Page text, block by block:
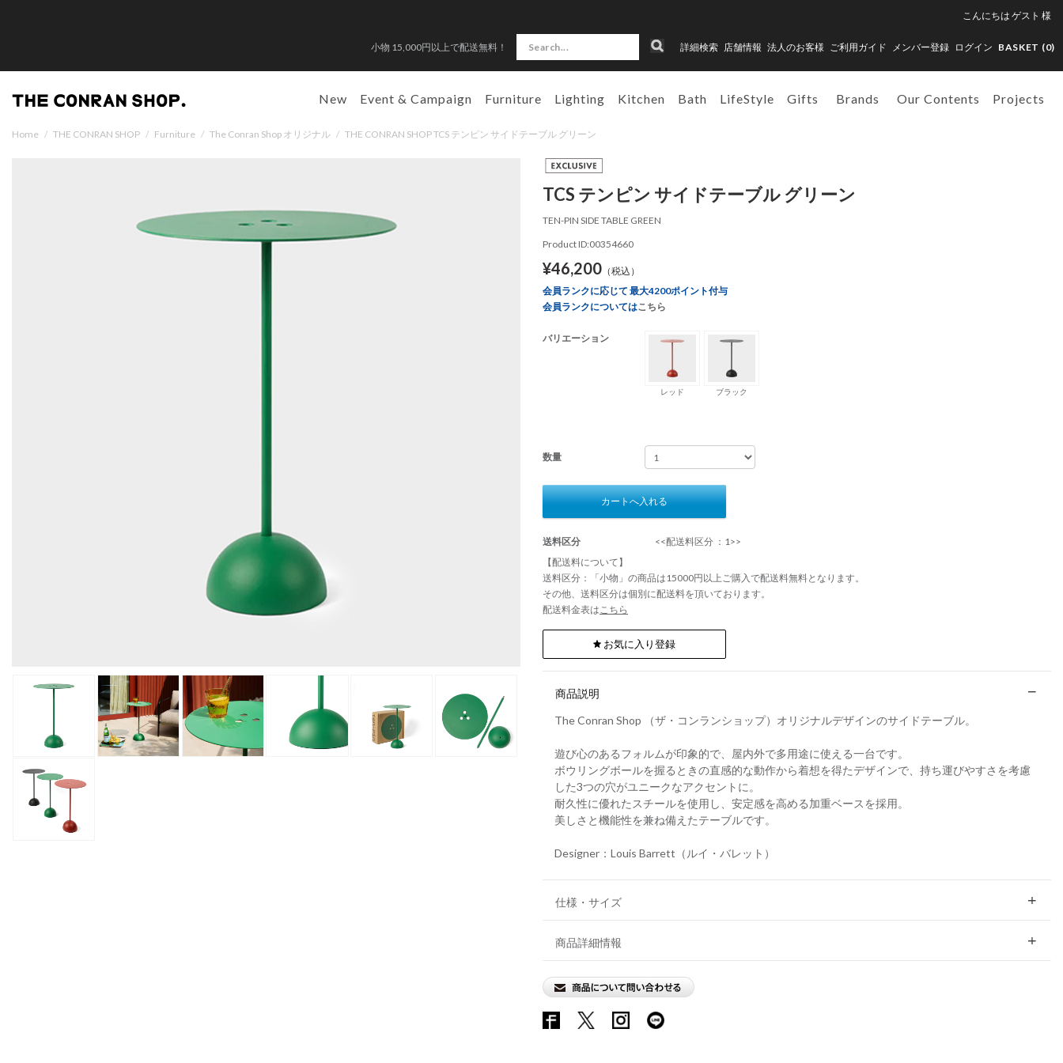
こんにちは ゲスト 様
小物 15,000円以上で配送無料！ 詳細検索 店舗情報 法人のお客様 ご利用ガイド メンバー登録 ログイン BASKET (0)
New Event & Campaign Furniture Lighting Kitchen Bath LifeStyle Gifts Brands Our Contents Projects
Home / THE CONRAN SHOP / Furniture / The Conran Shop オリジナル / THE CONRAN SHOP TCS テンピン サイドテーブル グリーン
TCS テンピン サイドテーブル グリーン
TEN-PIN SIDE TABLE GREEN
Product ID:00354660
¥46,200（税込）
会員ランクに応じて 最大4200ポイント付与
会員ランクについてはこちら
バリエーション
レッド ブラック
数量
カートへ入れる
送料区分
<<配送料区分 ：1>>
【配送料について】
送料区分：「小物」の商品は15000円以上ご購入で配送料無料となります。
その他、送料区分は個別に配送料を頂いております。
配送料金表はこちら
お気に入り登録
商品説明
The Conran Shop （ザ・コンランショップ）オリジナルデザインのサイドテーブル。
遊び心のあるフォルムが印象的で、屋内外で多用途に使える一台です。
ボウリングボールを握るときの直感的な動作から着想を得たデザインで、持ち運びやすさを考慮
した3つの穴がユニークなアクセントに。
耐久性に優れたスチールを使用し、安定感を高める加重ベースを採用。
美しさと機能性を兼ね備えたテーブルです。
Designer：Louis Barrett（ルイ・バレット）
仕様・サイズ
商品詳細情報